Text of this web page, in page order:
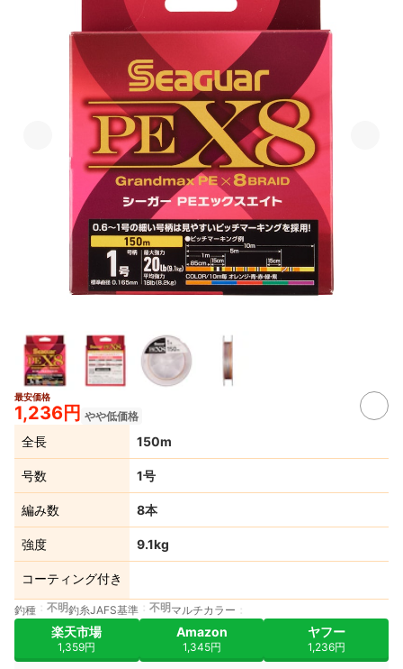
最安価格
1,236円 やや低価格
全長 150m
号数 1号
編み数 8本
強度 9.1kg
コーティング付き
釣種 不明釣糸JAFS基準 不明マルチカラー
楽天市場
1,359円
Amazon
1,345円
ヤフー
1,236円